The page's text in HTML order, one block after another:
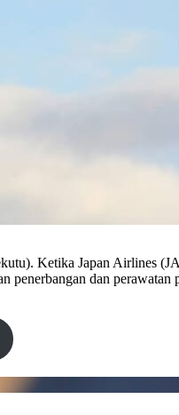
Ketika Japan Airlines
penerbangan dan